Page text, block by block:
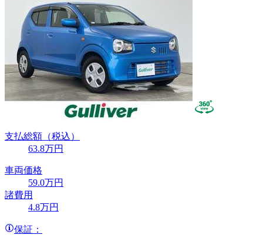
支払総額 （税込）
63.8万円
車両価格
59.0万円
諸費用
4.8万円
保証：